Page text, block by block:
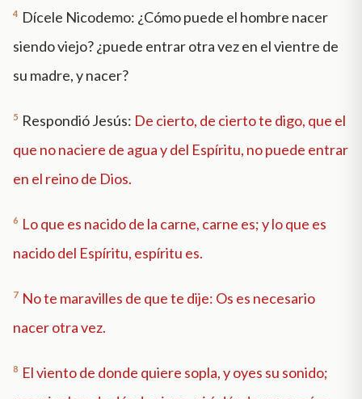
4 Dícele Nicodemo: ¿Cómo puede el hombre nacer
siendo viejo? ¿puede entrar otra vez en el vientre de
su madre, y nacer?
5 Respondió Jesús: De cierto, de cierto te digo, que el
que no naciere de agua y del Espíritu, no puede entrar
en el reino de Dios.
6 Lo que es nacido de la carne, carne es; y lo que es
nacido del Espíritu, espíritu es.
7 No te maravilles de que te dije: Os es necesario
nacer otra vez.
8 El viento de donde quiere sopla, y oyes su sonido;